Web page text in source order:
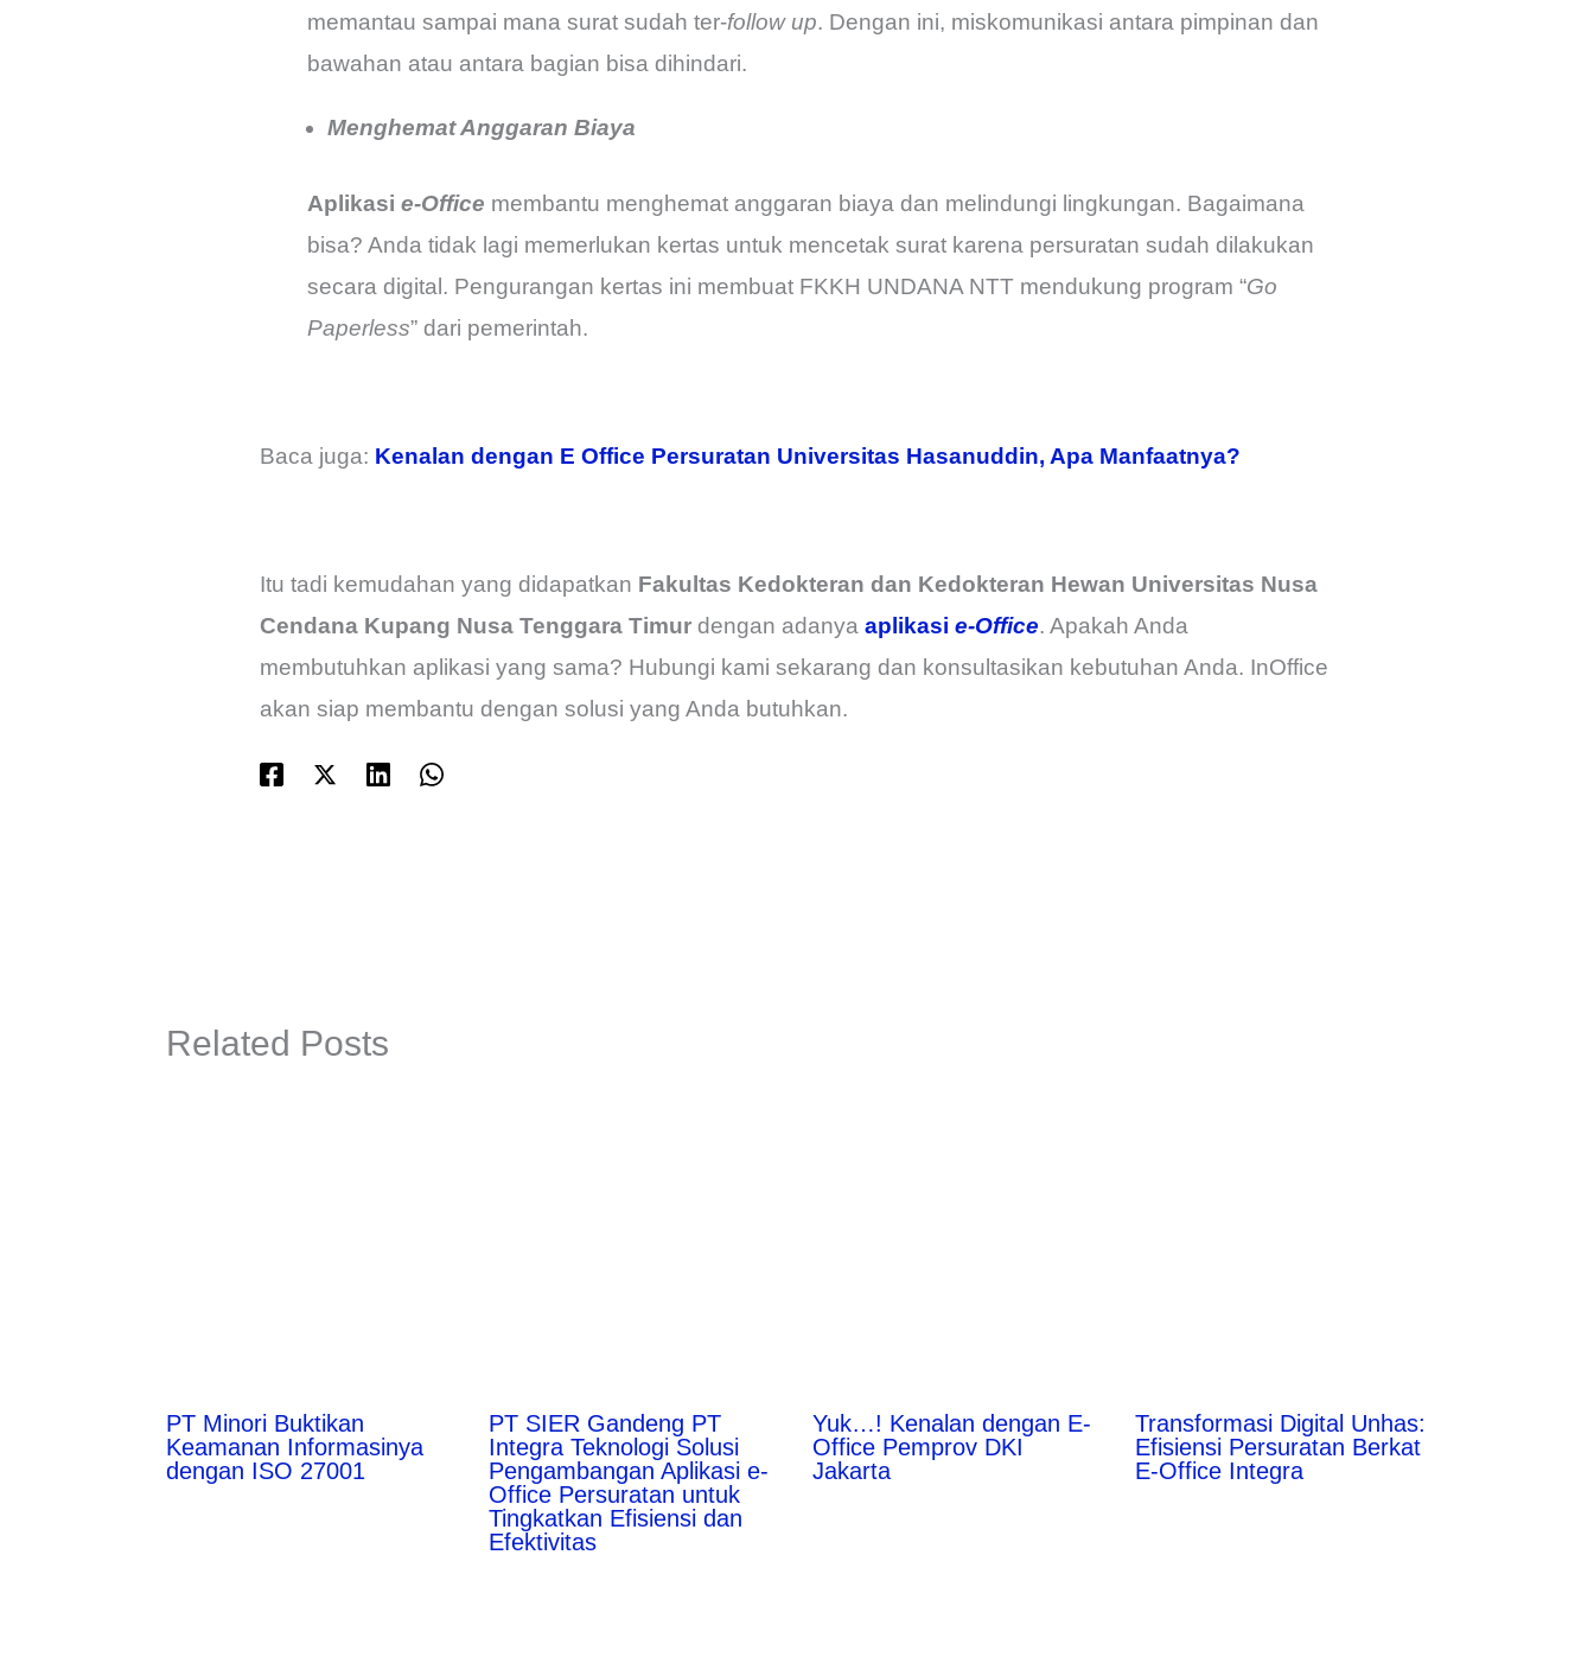
memantau sampai mana surat sudah ter-follow up. Dengan ini, miskomunikasi antara pimpinan dan
bawahan atau antara bagian bisa dihindari.
Menghemat Anggaran Biaya
Aplikasi e-Office membantu menghemat anggaran biaya dan melindungi lingkungan. Bagaimana
bisa? Anda tidak lagi memerlukan kertas untuk mencetak surat karena persuratan sudah dilakukan
secara digital. Pengurangan kertas ini membuat FKKH UNDANA NTT mendukung program “Go
Paperless” dari pemerintah.
Baca juga: Kenalan dengan E Office Persuratan Universitas Hasanuddin, Apa Manfaatnya?
Itu tadi kemudahan yang didapatkan Fakultas Kedokteran dan Kedokteran Hewan Universitas Nusa
Cendana Kupang Nusa Tenggara Timurdengan adanya aplikasi e-Office. Apakah Anda
membutuhkan aplikasi yang sama? Hubungi kami sekarang dan konsultasikan kebutuhan Anda. InOffice
akan siap membantu dengan solusi yang Anda butuhkan.
Related Posts
PT Minori Buktikan
Keamanan Informasinya
dengan ISO 27001
PT SIER Gandeng PT
Integra Teknologi Solusi
Pengambangan Aplikasi e-
Office Persuratan untuk
Tingkatkan Efisiensi dan
Efektivitas
Yuk…! Kenalan dengan E-
Office Pemprov DKI
Jakarta
Transformasi Digital Unhas:
Efisiensi Persuratan Berkat
E-Office Integra